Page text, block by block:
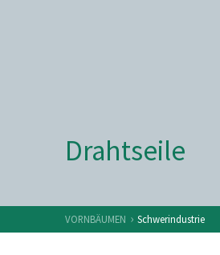
Drahtseile
VORNBÄUMEN › Schwerindustrie